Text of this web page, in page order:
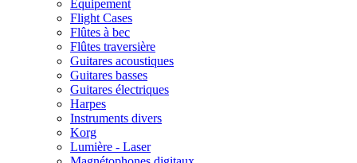
Equipement
Flight Cases
Flûtes à bec
Flûtes traversière
Guitares acoustiques
Guitares basses
Guitares électriques
Harpes
Instruments divers
Korg
Lumière - Laser